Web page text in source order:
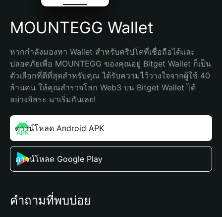
MOUNTEGG Wallet
หากกำลังมองหา Wallet สำหรับคริปโตที่เชื่อถือได้และ
ปลอดภัยเพื่อ MOUNTEGG ของคุณอยู่ Bitget Wallet ก็เป็น
ตัวเลือกที่ดีที่สุดสำหรับคุณ ได้รับความไว้วางใจจากผู้ใช้ 40
ล้านคน ให้คุณสำรวจโลก Web3 บน Bitget Wallet ได้
อย่างอิสระ มาเริ่มกันเลย!
ดาวน์โหลด Android APK
ดาวน์โหลด Google Play
คำถามที่พบบ่อย